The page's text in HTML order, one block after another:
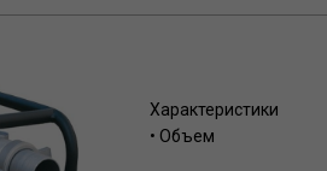
Характеристики
• Объем